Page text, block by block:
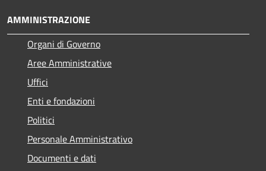
AMMINISTRAZIONE
Organi di Governo
Aree Amministrative
Uffici
Enti e fondazioni
Politici
Personale Amministrativo
Documenti e dati